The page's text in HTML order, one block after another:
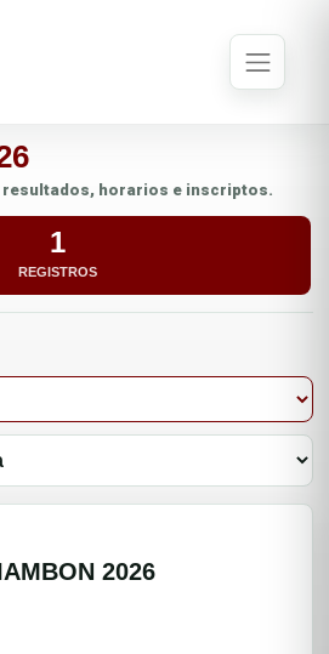
horarios e inscriptos.
1
REGISTROS
2026